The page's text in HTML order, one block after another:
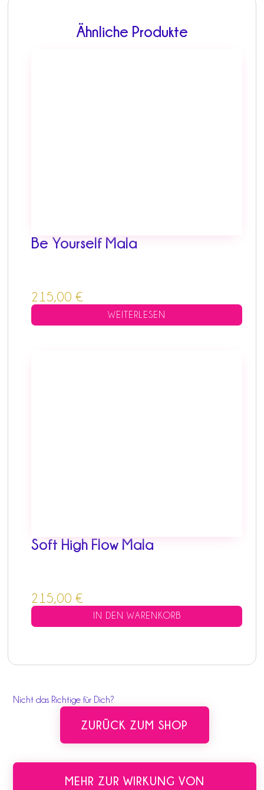
Nicht das Richtige für Dich?
ZURÜCK ZUM SHOP
MEHR ZUR WIRKUNG VON
Ähnliche Produkte
Be Yourself Mala
215,00 €
WEITERLESEN
Soft High Flow Mala
215,00 €
IN DEN WARENKORB